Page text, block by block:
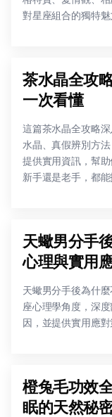
對星座組合的獨特魅
茶水晶全攻
一次看懂
這篇茶水晶全攻略
水晶、真假辨別方
提供實用資訊，幫
新手還是老手，都能
天蠍男分手
心理與實用
天蠍男分手後為什
座心理學角度，深
因，並提供實用應
橙兔毛功效
眠的天然秘